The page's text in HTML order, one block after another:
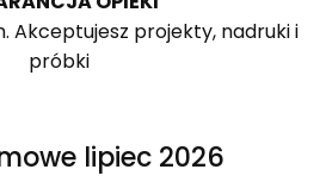
Akceptujesz projekty, nadruki i
próbki
lipiec 2026